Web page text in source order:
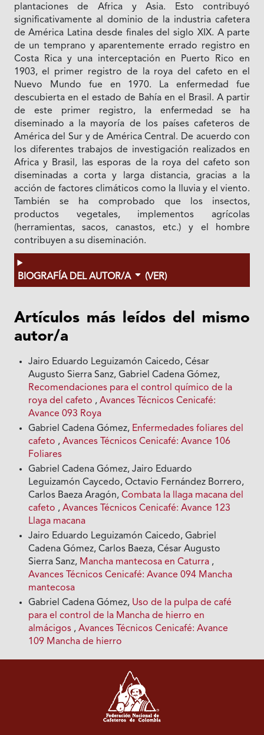
plantaciones de Africa y Asia. Esto contribuyó
significativamente al dominio de la industria cafetera
de América Latina desde finales del siglo XIX. A parte
de un temprano y aparentemente errado registro en
Costa Rica y una interceptación en Puerto Rico en
1903, el primer registro de la roya del cafeto en el
Nuevo Mundo fue en 1970. La enfermedad fue
descubierta en el estado de Bahía en el Brasil. A partir
de este primer registro, la enfermedad se ha
diseminado a la mayoría de los países cafeteros de
América del Sur y de América Central. De acuerdo con
los diferentes trabajos de investigación realizados en
Africa y Brasil, las esporas de la roya del cafeto son
diseminadas a corta y larga distancia, gracias a la
acción de factores climáticos como la lluvia y el viento.
También se ha comprobado que los insectos,
productos vegetales, implementos agrícolas
(herramientas, sacos, canastos, etc.) y el hombre
contribuyen a su diseminación.
BIOGRAFÍA DEL AUTOR/A (VER)
Artículos más leídos del mismo
autor/a
Jairo Eduardo Leguizamón Caicedo, César
Augusto Sierra Sanz, Gabriel Cadena Gómez,
Recomendaciones para el control químico de la
roya del cafeto ,Avances Técnicos Cenicafé:
Avance 093 Roya
Gabriel Cadena Gómez, Enfermedades foliares del
cafeto ,Avances Técnicos Cenicafé: Avance 106
Foliares
Gabriel Cadena Gómez, Jairo Eduardo
Leguizamón Caycedo, Octavio Fernández Borrero,
Carlos Baeza Aragón,Combata la llaga macana del
cafeto ,Avances Técnicos Cenicafé: Avance 123
Llaga macana
Jairo Eduardo Leguizamón Caicedo, Gabriel
Cadena Gómez, Carlos Baeza, César Augusto
Sierra Sanz, Mancha mantecosa en Caturra ,
Avances Técnicos Cenicafé: Avance 094 Mancha
mantecosa
Gabriel Cadena Gómez, Uso de la pulpa de café
para el control de la Mancha de hierro en
almácigos ,Avances Técnicos Cenicafé: Avance
109 Mancha de hierro